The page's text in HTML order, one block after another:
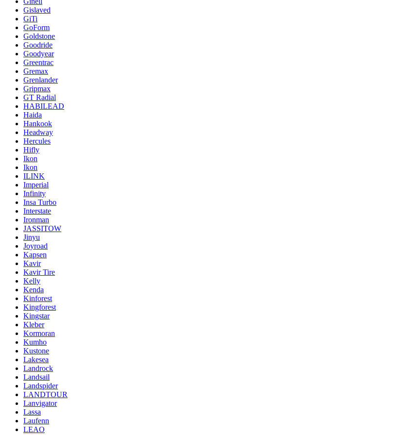
Gislaved
GiTi
GoForm
Goldstone
Goodride
Goodyear
Greentrac
Gremax
Grenlander
Gripmax
GT Radial
HABILEAD
Haida
Hankook
Headway
Hercules
Hifly
Ikon
Ikon
ILINK
Imperial
Infinity
Insa Turbo
Interstate
Ironman
JASSITOW
Jinyu
Joyroad
Kapsen
Kavir
Kavir Tire
Kelly
Kenda
Kinforest
Kingforest
Kingstar
Kleber
Kormoran
Kumho
Kustone
Lakesea
Landrock
Landsail
Landspider
LANDTOUR
Lanvigator
Lassa
Laufenn
LEAO